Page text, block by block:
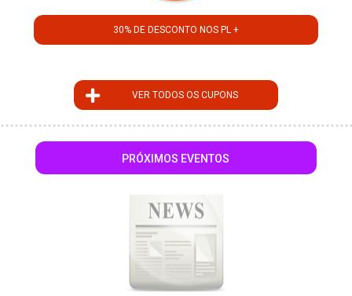
30% DE DESCONTO NOS PL +
VER TODOS OS CUPONS
PRÓXIMOS EVENTOS